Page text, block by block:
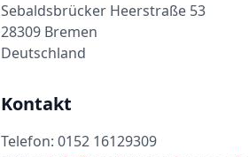
Sebaldsbrücker Heerstraße 53
28309 Bremen
Deutschland
Kontakt
Telefon: 0152 16129309